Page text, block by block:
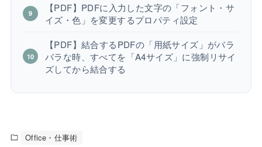
【PDF】PDFに入力した文字の「フォント・サ
イズ・色」を変更するプロパティ設定
【PDF】結合するPDFの「用紙サイズ」がバラ
バラな時、すべてを「A4サイズ」に強制リサイ
ズしてから結合する
Office・仕事術